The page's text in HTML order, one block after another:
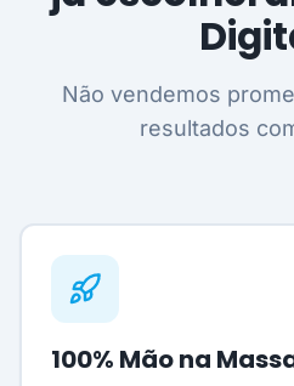
Não vendemos
resultados
100% Mão na